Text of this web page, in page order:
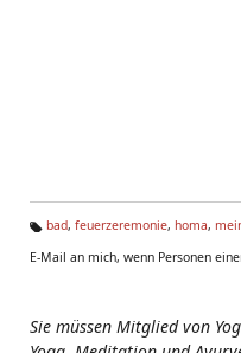
g
bad, feuerzeremonie, homa,
E-Mail an mich, wenn Personen
Sie müssen Mitglied von